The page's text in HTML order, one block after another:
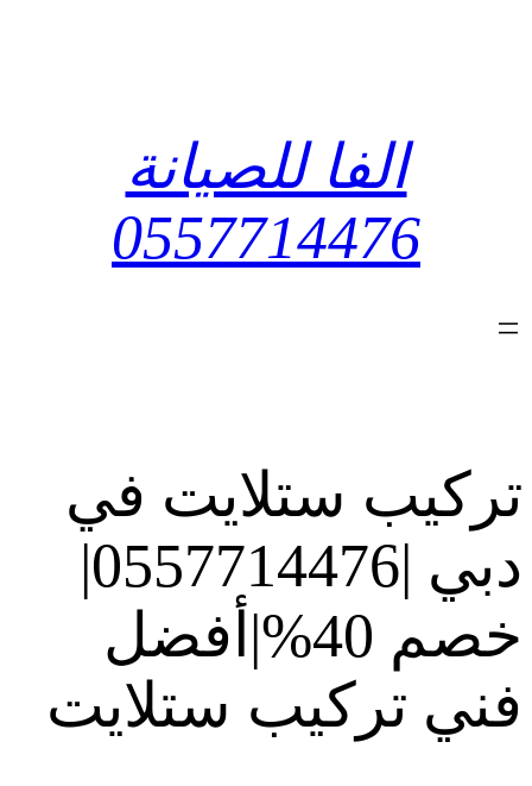
الفا للصيانة
0557714476
تركيب ستلايت في
دبي |0557714476|
خصم 40%|أفضل
فني تركيب ستلايت